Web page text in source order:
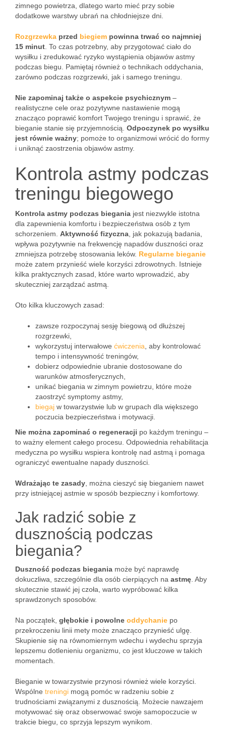
zimnego powietrza, dlatego warto mieć przy sobie
dodatkowe warstwy ubrań na chłodniejsze dni.
Rozgrzewka przed biegiem powinna trwać co najmniej
15 minut . To czas potrzebny, aby przygotować ciało do
wysiłku i zredukować ryzyko wystąpienia objawów astmy
podczas biegu. Pamiętaj również o technikach oddychania,
zarówno podczas rozgrzewki, jak i samego treningu.
Nie zapominaj także o aspekcie psychicznym –
realistyczne cele oraz pozytywne nastawienie mogą
znacząco poprawić komfort Twojego treningu i sprawić, że
bieganie stanie się przyjemnością. Odpoczynek po wysiłku
jest równie ważny; pomoże to organizmowi wrócić do formy
i uniknąć zaostrzenia objawów astmy.
Kontrola astmy podczas
treningu biegowego
Kontrola astmy podczas biegania jest niezwykle istotna
dla zapewnienia komfortu i bezpieczeństwa osób z tym
schorzeniem. Aktywność fizyczna , jak pokazują badania,
wpływa pozytywnie na frekwencję napadów duszności oraz
zmniejsza potrzebę stosowania leków. Regularne bieganie
może zatem przynieść wiele korzyści zdrowotnych. Istnieje
kilka praktycznych zasad, które warto wprowadzić, aby
skuteczniej zarządzać astmą.
Oto kilka kluczowych zasad:
zawsze rozpoczynaj sesję biegową od dłuższej
rozgrzewki,
wykorzystuj interwałowe ćwiczenia , aby kontrolować
tempo i intensywność treningów,
dobierz odpowiednie ubranie dostosowane do
warunków atmosferycznych,
unikać biegania w zimnym powietrzu, które może
zaostrzyć symptomy astmy,
biegaj w towarzystwie lub w grupach dla większego
poczucia bezpieczeństwa i motywacji.
Nie można zapominać o regeneracji po każdym treningu –
to ważny element całego procesu. Odpowiednia rehabilitacja
medyczna po wysiłku wspiera kontrolę nad astmą i pomaga
ograniczyć ewentualne napady duszności.
Wdrażając te zasady , można cieszyć się bieganiem nawet
przy istniejącej astmie w sposób bezpieczny i komfortowy.
Jak radzić sobie z
dusznością podczas
biegania?
Duszność podczas biegania może być naprawdę
dokuczliwa, szczególnie dla osób cierpiących na astmę . Aby
skutecznie stawić jej czoła, warto wypróbować kilka
sprawdzonych sposobów.
Na początek, głębokie i powolne oddychanie po
przekroczeniu linii mety może znacząco przynieść ulgę.
Skupienie się na równomiernym wdechu i wydechu sprzyja
lepszemu dotlenieniu organizmu, co jest kluczowe w takich
momentach.
Bieganie w towarzystwie przynosi również wiele korzyści.
Wspólne treningi mogą pomóc w radzeniu sobie z
trudnościami związanymi z dusznością. Możecie nawzajem
motywować się oraz obserwować swoje samopoczucie w
trakcie biegu, co sprzyja lepszym wynikom.